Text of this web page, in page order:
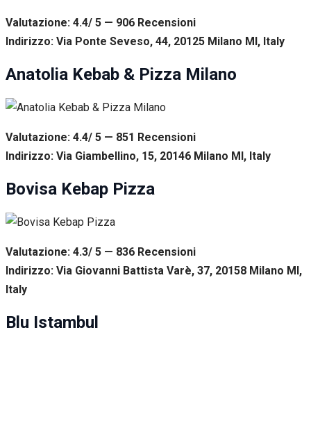
Valutazione: 4.4/ 5 — 906 Recensioni
Indirizzo: Via Ponte Seveso, 44, 20125 Milano MI, Italy
Anatolia Kebab & Pizza Milano
Valutazione: 4.4/ 5 — 851 Recensioni
Indirizzo: Via Giambellino, 15, 20146 Milano MI, Italy
Bovisa Kebap Pizza
Valutazione: 4.3/ 5 — 836 Recensioni
Indirizzo: Via Giovanni Battista Varè, 37, 20158 Milano MI,
Italy
Blu Istambul